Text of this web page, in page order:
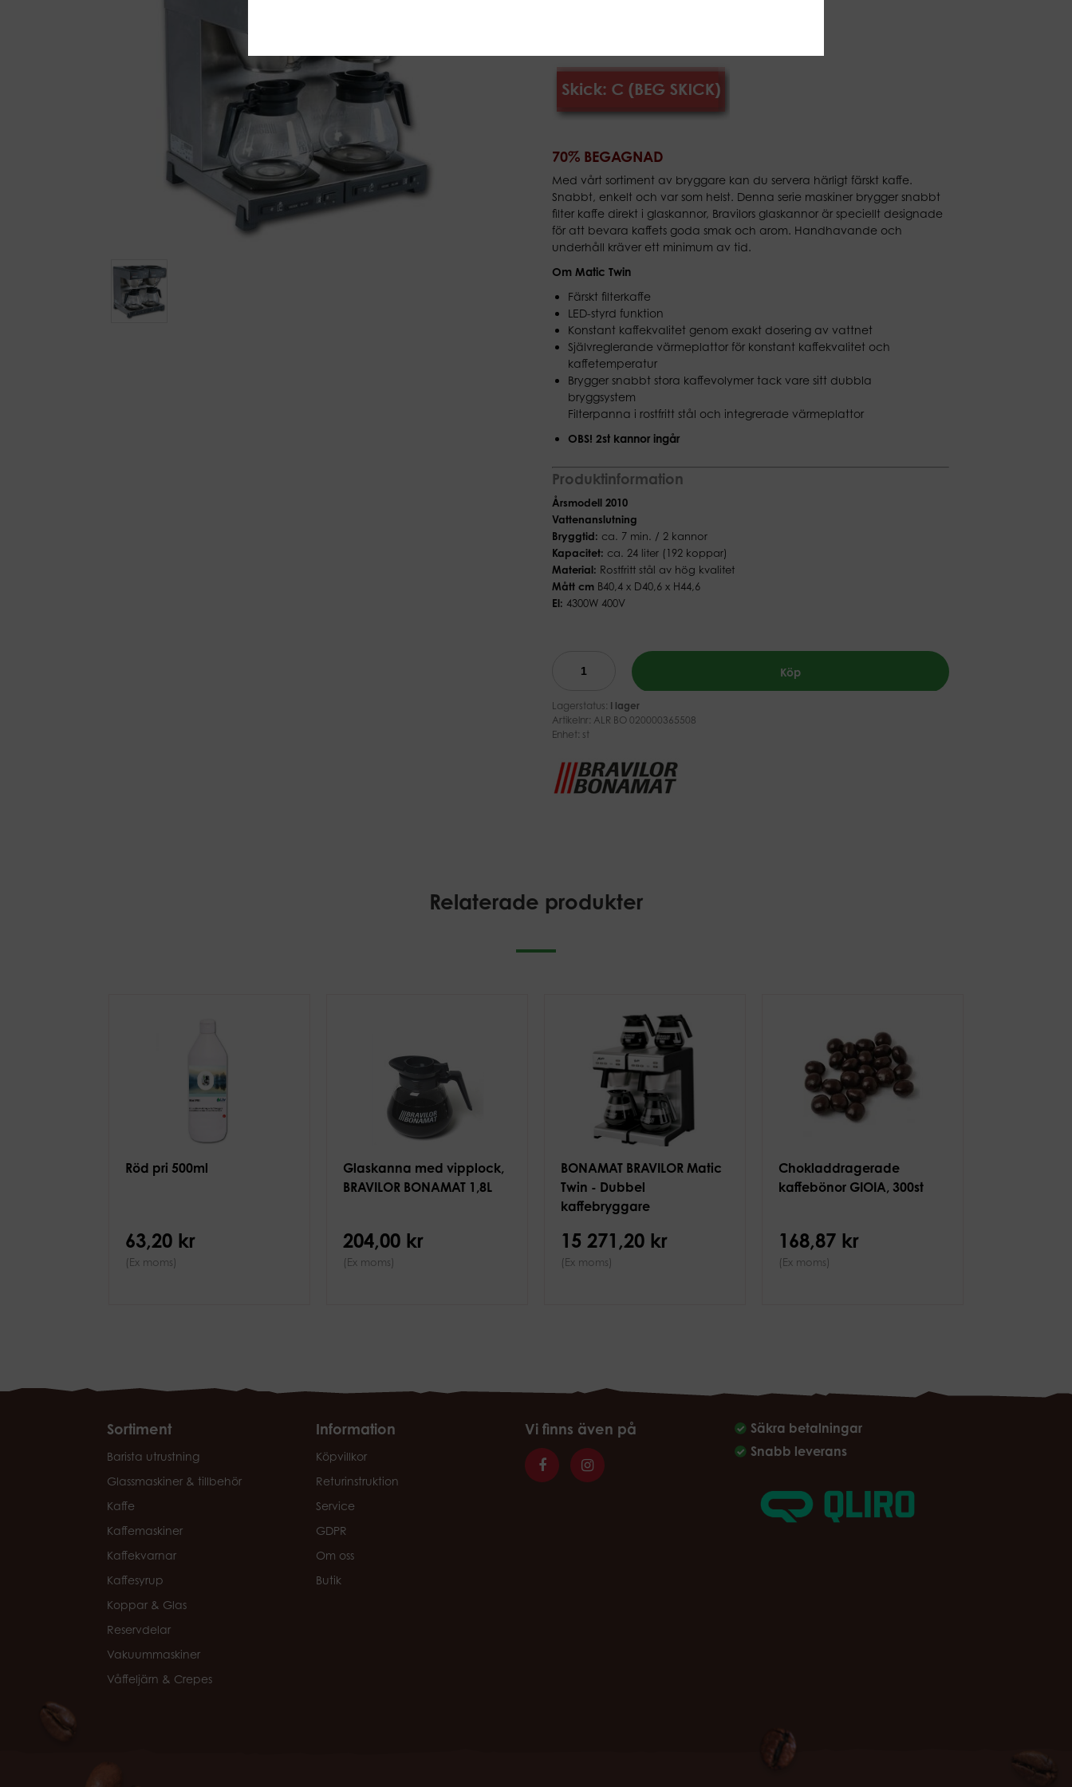
70% BEGAGNAD
Med vårt sortiment av bryggare kan du servera härligt färskt kaffe.
Snabbt, enkelt och var som helst. Denna serie maskiner brygger snabbt
filter kaffe direkt i glaskannor, Bravilors glaskannor är speciellt designade
för att bevara kaffets goda smak och arom. Handhavande och
underhåll kräver ett minimum av tid.
Om Matic Twin
Färskt filterkaffe
LED-styrd funktion
Konstant kaffekvalitet genom exakt dosering av vattnet
Självreglerande värmeplattor för konstant kaffekvalitet och
kaffetemperatur
Brygger snabbt stora kaffevolymer tack vare sitt dubbla
bryggsystem
Filterpanna i rostfritt stål och integrerade värmeplattor
OBS! 2st kannor ingår
Produktinformation
Årsmodell 2010
Vattenanslutning
Bryggtid: ca. 7 min. / 2 kannor
Kapacitet: ca. 24 liter (192 koppar)
Material: Rostfritt stål av hög kvalitet
Mått cm B40,4 x D40,6 x H44,6
El: 4300W 400V
Köp
Lagerstatus: I lager
Artikelnr: ALR BO 020000365508
Enhet: st
Relaterade produkter
Röd pri 500ml
63,20 kr
(Ex moms)
Glaskanna med vipplock,
BRAVILOR BONAMAT 1,8L
204,00 kr
(Ex moms)
BONAMAT BRAVILOR Matic
Twin - Dubbel
kaffebryggare
15 271,20 kr
(Ex moms)
Chokladdragerade
kaffebönor GIOIA, 300st
168,87 kr
(Ex moms)
Sortiment
Barista utrustning
Glassmaskiner & tillbehör
Kaffe
Kaffemaskiner
Kaffekvarnar
Kaffesyrup
Koppar & Glas
Reservdelar
Vakuummaskiner
Våffeljärn & Crepes
Information
Köpvillkor
Returinstruktion
Service
GDPR
Om oss
Butik
Vi finns även på
Säkra betalningar
Snabb leverans